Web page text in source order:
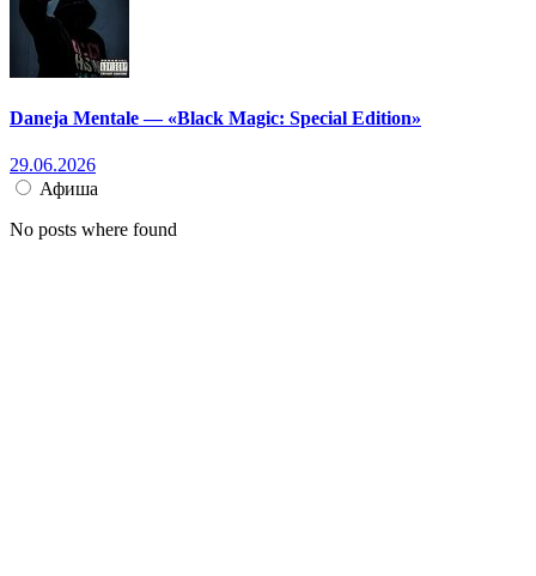
Daneja Mentale — «Black Magic: Special Edition»
29.06.2026
Афиша
No posts where found